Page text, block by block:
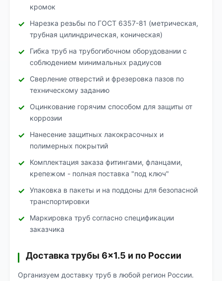
кромок
Нарезка резьбы по ГОСТ 6357-81 (метрическая,
трубная цилиндрическая, коническая)
Гибка труб на трубогибочном оборудовании с
соблюдением минимальных радиусов
Сверление отверстий и фрезеровка пазов по
техническому заданию
Оцинкование горячим способом для защиты от
коррозии
Нанесение защитных лакокрасочных и
полимерных покрытий
Комплектация заказа фитингами, фланцами,
крепежом - полная поставка "под ключ"
Упаковка в пакеты и на поддоны для безопасной
транспортировки
Маркировка труб согласно спецификации
заказчика
Доставка трубы 6×1.5 и по России
Организуем доставку труб в любой регион России.